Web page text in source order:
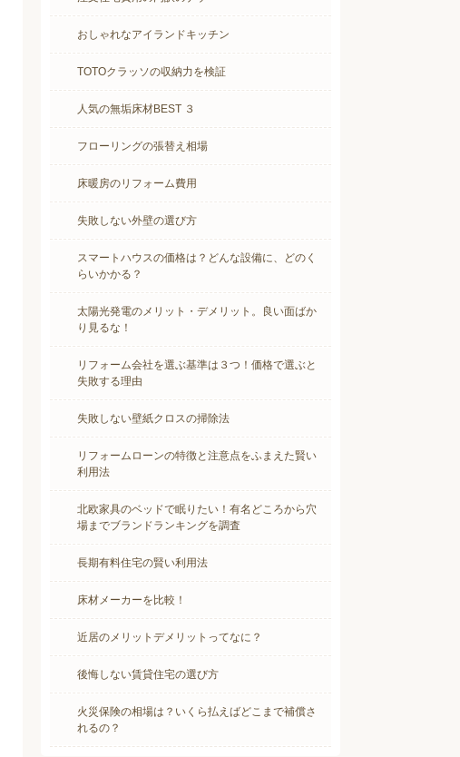
おしゃれなアイランドキッチン
TOTOクラッソの収納力を検証
人気の無垢床材BEST ３
フローリングの張替え相場
床暖房のリフォーム費用
失敗しない外壁の選び方
スマートハウスの価格は？どんな設備に、どのく
らいかかる？
太陽光発電のメリット・デメリット。良い面ばか
り見るな！
リフォーム会社を選ぶ基準は３つ！価格で選ぶと
失敗する理由
失敗しない壁紙クロスの掃除法
リフォームローンの特徴と注意点をふまえた賢い
利用法
北欧家具のベッドで眠りたい！有名どころから穴
場までブランドランキングを調査
長期有料住宅の賢い利用法
床材メーカーを比較！
近居のメリットデメリットってなに？
後悔しない賃貸住宅の選び方
火災保険の相場は？いくら払えばどこまで補償さ
れるの？